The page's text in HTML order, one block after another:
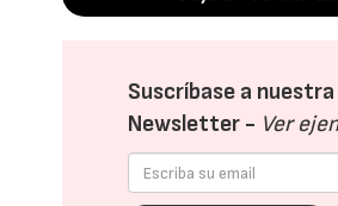
Suscríbase a nuestra
Newsletter - Ver